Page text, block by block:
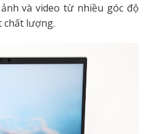
và video từ nhiều góc độ
chất lượng.